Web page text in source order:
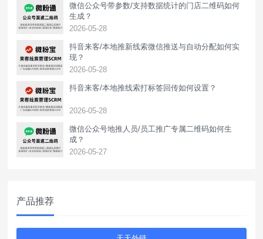
微信公众号带参数/支持数据统计的门店二维码如何
生成？
2026-05-28
抖音来客/本地推新线索微信推送与自动分配如何实
现？
2026-05-28
抖音来客/本地推线索打标签回传如何设置？
2026-05-28
‌微信公众号地推人员/员工推广专属二维码如何生
成？
2026-05-27
产品推荐